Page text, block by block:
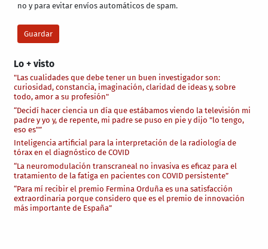
Lo + visto
"Las cualidades que debe tener un buen investigador son:
curiosidad, constancia, imaginación, claridad de ideas y, sobre
todo, amor a su profesión"
“Decidí hacer ciencia un día que estábamos viendo la televisión mi
padre y yo y, de repente, mi padre se puso en pie y dijo "lo tengo,
eso es"”
Inteligencia artificial para la interpretación de la radiología de
tórax en el diagnóstico de COVID
“La neuromodulación transcraneal no invasiva es eficaz para el
tratamiento de la fatiga en pacientes con COVID persistente”
“Para mí recibir el premio Fermina Orduña es una satisfacción
extraordinaria porque considero que es el premio de innovación
más importante de España”
no y para evitar envíos automáticos de spam.